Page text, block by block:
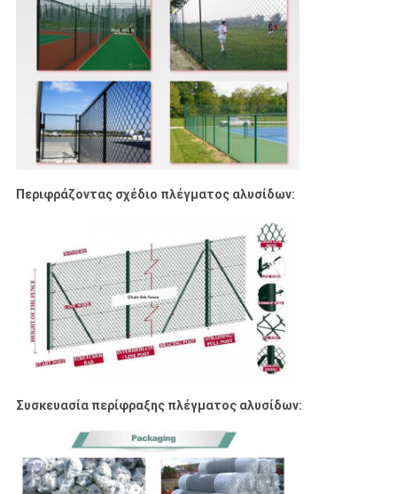
Περιφράζοντας σχέδιο πλέγματος αλυσίδων:
Συσκευασία περίφραξης πλέγματος αλυσίδων: